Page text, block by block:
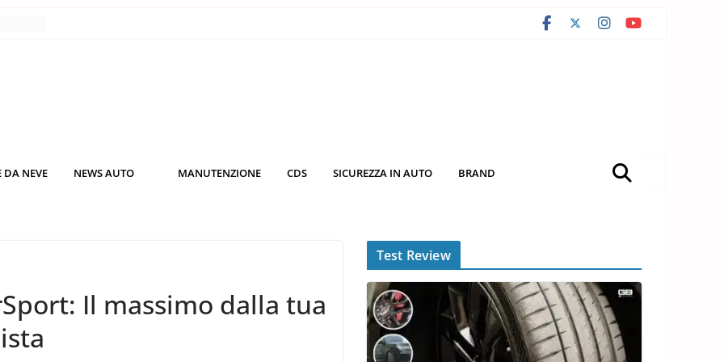
DA NEVE NEWS AUTO MANUTENZIONE CDS SICUREZZA IN AUTO BRAND
Il massimo dalla tua
Test Review